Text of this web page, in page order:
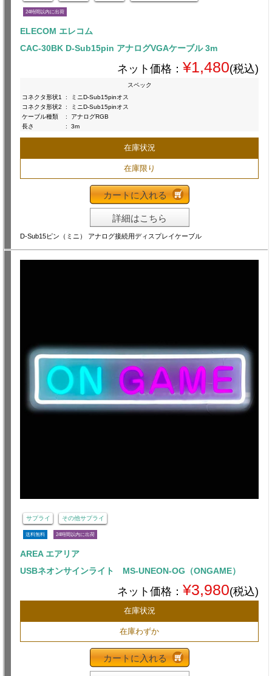
24時間以内に出荷
ELECOM エレコム
CAC-30BK D-Sub15pin アナログVGAケーブル 3m
ネット価格： ¥1,480(税込)
スペック
コネクタ形状1
:
ミニD-Sub15pinオス
コネクタ形状2
:
ミニD-Sub15pinオス
ケーブル種類
:
アナログRGB
長さ
: 3m
在庫状況
在庫限り
カートに入れる
詳細はこちら
D-Sub15ピン（ミニ） アナログ接続用ディスプレイケーブル
サプライ その他サプライ
送料無料 24時間以内に出荷
AREA エアリア
USBネオンサインライト MS-UNEON-OG（ONGAME）
ネット価格： ¥3,980(税込)
在庫状況
在庫わずか
カートに入れる